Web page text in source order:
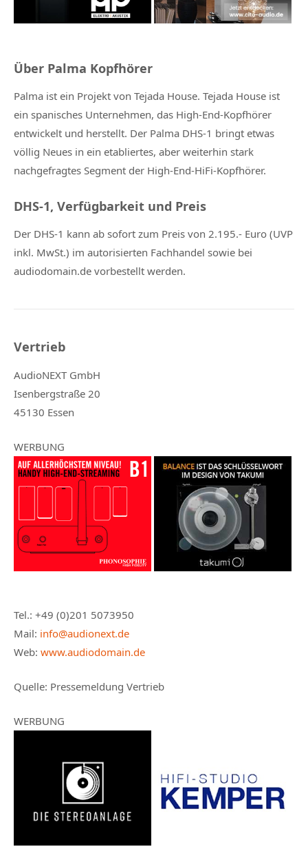
Über Palma Kopfhörer
Palma ist ein Projekt von Tejada House. Tejada House ist
ein spanisches Unternehmen, das High-End-Kopfhörer
entwickelt und herstellt. Der Palma DHS-1 bringt etwas
völlig Neues in ein etabliertes, aber weiterhin stark
nachgefragtes Segment der High-End-HiFi-Kopfhörer.
DHS-1, Verfügbarkeit und Preis
Der DHS-1 kann ab sofort zum Preis von 2.195.- Euro (UVP
inkl. MwSt.) im autorisierten Fachhandel sowie bei
audiodomain.de vorbestellt werden.
Vertrieb
AudioNEXT GmbH
Isenbergstraße 20
45130 Essen
WERBUNG
Tel.: +49 (0)201 5073950
Mail: info@audionext.de
Web: www.audiodomain.de
Quelle: Pressemeldung Vertrieb
WERBUNG